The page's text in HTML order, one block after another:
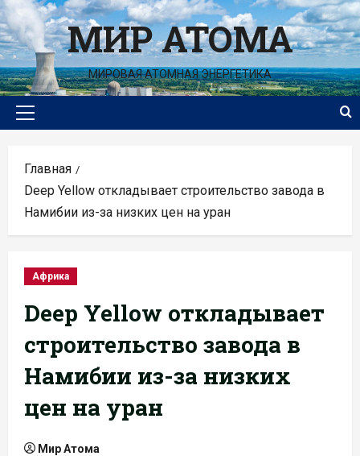
Перейти
к
содержимомуМИР АТОМА
МИРОВАЯ АТОМНАЯ ЭНЕРГЕТИКА
Основное
Главная
Deep Yellow откладывает строительство завода в
Намибии из-за низких цен на уран
Африка
Deep Yellow откладывает
строительство завода в
Намибии из-за низких
цен на уран
Мир Атома